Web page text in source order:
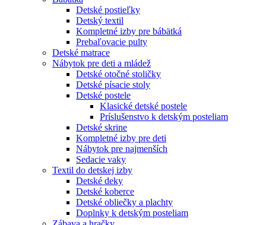
Detské postieľky
Detský textil
Kompletné izby pre bábätká
Prebaľovacie pulty
Detské matrace
Nábytok pre deti a mládež
Detské otočné stoličky
Detské písacie stoly
Detské postele
Klasické detské postele
Príslušenstvo k detským posteliam
Detské skrine
Kompletné izby pre deti
Nábytok pre najmenších
Sedacie vaky
Textil do detskej izby
Detské deky
Detské koberce
Detské obliečky a plachty
Doplnky k detským posteliam